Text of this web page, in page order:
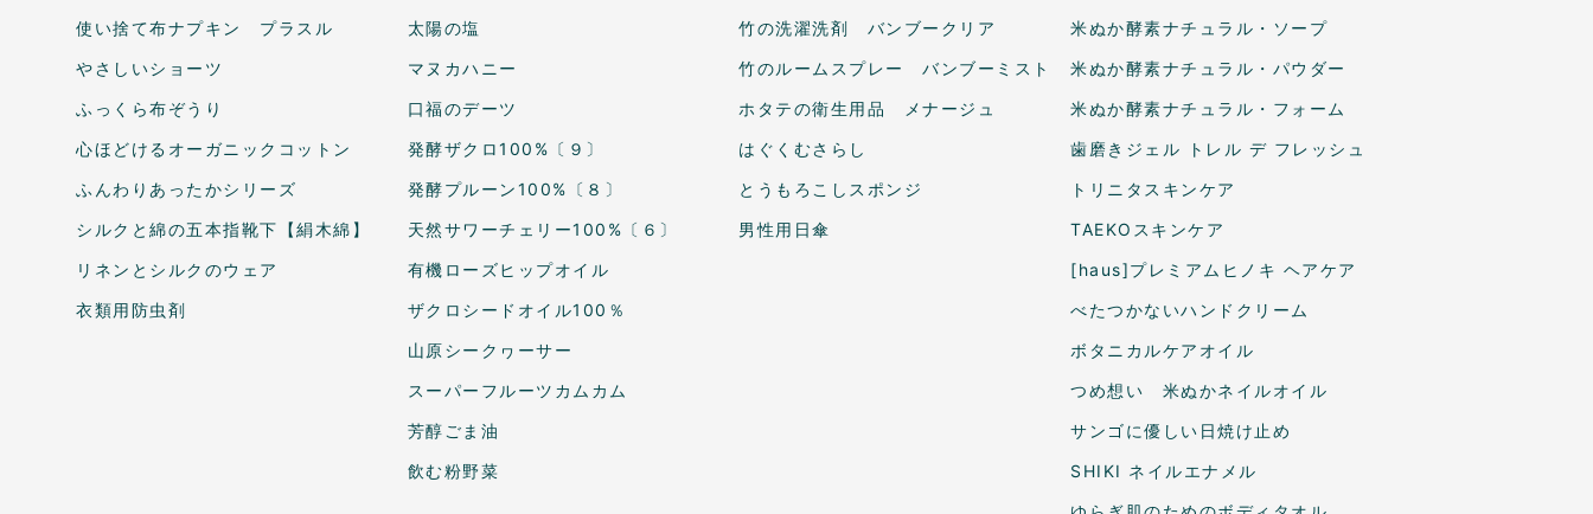
使い捨て布ナプキン プラスル
やさしいショーツ
ふっくら布ぞうり
心ほどけるオーガニックコットン
ふんわりあったかシリーズ
シルクと綿の五本指靴下【絹木綿】
リネンとシルクのウェア
衣類用防虫剤
太陽の塩
マヌカハニー
口福のデーツ
発酵ザクロ100%〔９〕
発酵プルーン100%〔８〕
天然サワーチェリー100%〔６〕
有機ローズヒップオイル
ザクロシードオイル100％
山原シークヮーサー
スーパーフルーツカムカム
芳醇ごま油
飲む粉野菜
竹の洗濯洗剤 バンブークリア
竹のルームスプレー バンブーミスト
ホタテの衛生用品 メナージュ
はぐくむさらし
とうもろこしスポンジ
男性用日傘
米ぬか酵素ナチュラル・ソープ
米ぬか酵素ナチュラル・パウダー
米ぬか酵素ナチュラル・フォーム
歯磨きジェル トレル デ フレッシュ
トリニタスキンケア
TAEKOスキンケア
[haus]プレミアムヒノキ ヘアケア
べたつかないハンドクリーム
ボタニカルケアオイル
つめ想い 米ぬかネイルオイル
サンゴに優しい日焼け止め
SHIKI ネイルエナメル